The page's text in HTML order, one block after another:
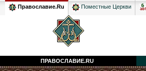
Православие.Ru Поместные Церкви
ПРАВОСЛАВИЕ.RU